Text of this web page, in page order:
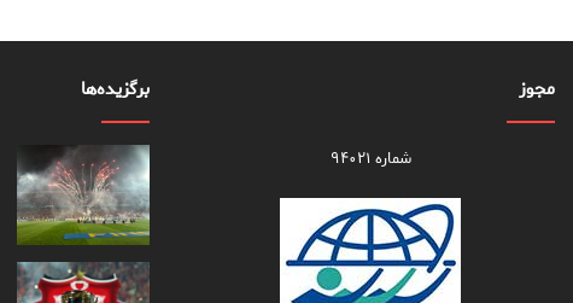
مجوز
شماره ۹۴۰۲۱
برگزیده‌ها